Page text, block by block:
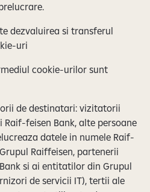
dezvaluirea si transferul
uri
cookie-urilor sunt
de destinatari: vizitatorii
feisen Bank, alte persoane
datele in numele Raif-
Raiffeisen, partenerii
si ai entitatilor din Grupul
de servicii IT), tertii ale